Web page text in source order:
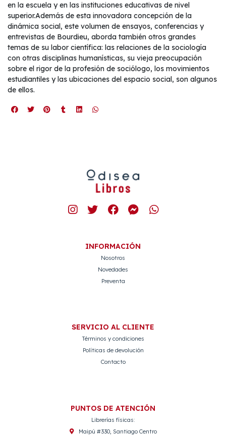
en la escuela y en las instituciones educativas de nivel
superior.Además de esta innovadora concepción de la
dinámica social, este volumen de ensayos, conferencias y
entrevistas de Bourdieu, aborda también otros grandes
temas de su labor científica: las relaciones de la sociología
con otras disciplinas humanísticas, su vieja preocupación
sobre el rigor de la profesión de sociólogo, los movimientos
estudiantiles y las ubicaciones del espacio social, son algunos
de ellos.
INFORMACIÓN
Nosotros
Novedades
Preventa
SERVICIO AL CLIENTE
Términos y condiciones
Políticas de devolución
Contacto
PUNTOS DE ATENCIÓN
Librerías físicas:
Maipú #330, Santiago Centro